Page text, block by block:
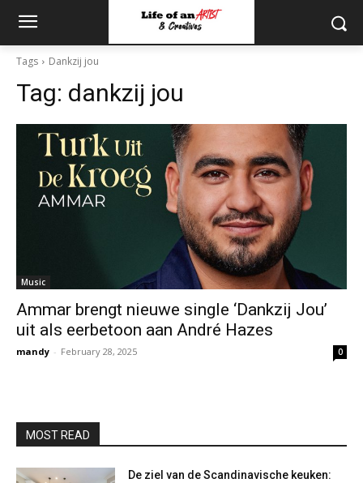
Tags Dankzij jou
Tag: dankzij jou
Music
Ammar brengt nieuwe single ‘Dankzij Jou’
uit als eerbetoon aan André Hazes
mandy - February 28, 2025 0
MOST READ
De ziel van de Scandinavische keuken: